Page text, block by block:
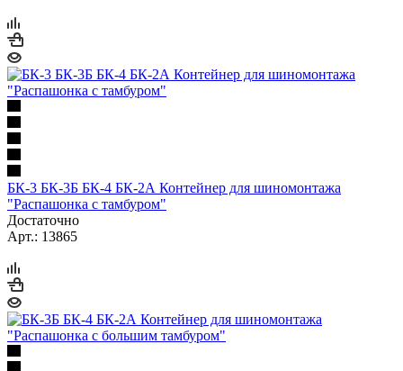
БК-3 БК-3Б БК-4 БК-2А Контейнер для шиномонтажа
"Распашонка с тамбуром"
Достаточно
Арт.: 13865